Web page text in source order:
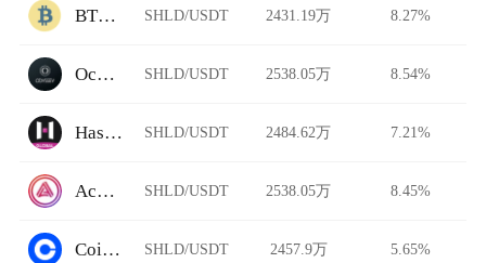
BTCTradeUA SHLD/USDT 2431.19万 8.27%
Ocnex SHLD/USDT 2538.05万 8.54%
HashKey Global SHLD/USDT 2484.62万 7.21%
Acala Swap SHLD/USDT 2538.05万 8.45%
Coinbase Pro SHLD/USDT 2457.9万 5.65%